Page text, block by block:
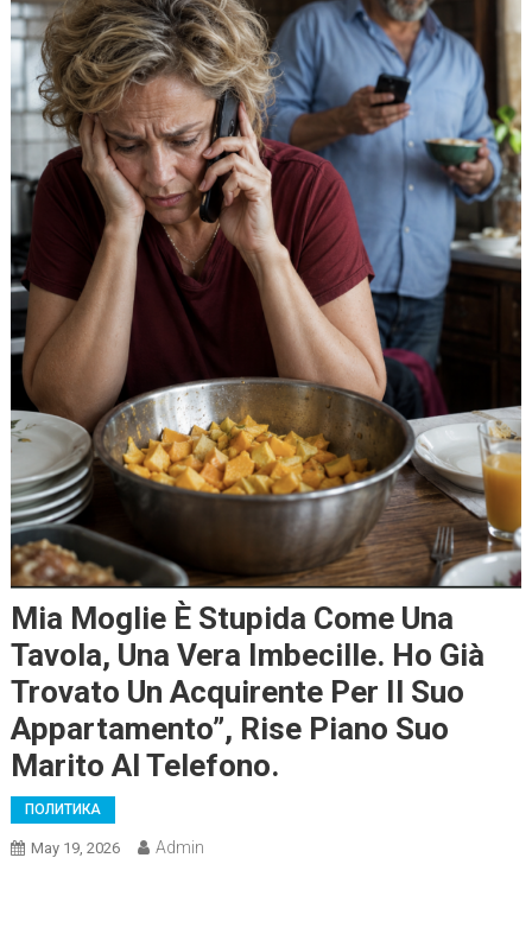
Mia Moglie È Stupida Come Una
Tavola, Una Vera Imbecille. Ho Già
Trovato Un Acquirente Per Il Suo
Appartamento”, Rise Piano Suo
Marito Al Telefono.
ПОЛИТИКА
May 19, 2026 Admin